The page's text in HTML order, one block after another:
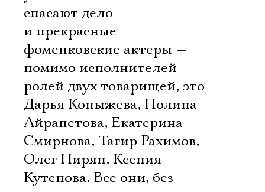
спасают дело
и прекрасные
фоменковские актеры —
помимо исполнителей
ролей двух товарищей, это
Дарья Коныжева, Полина
Айрапетова, Екатерина
Смирнова, Тагир Рахимов,
Олег Нирян, Ксения
Кутепова. Все они, без